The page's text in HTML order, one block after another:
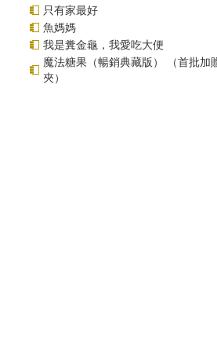
只有家最好
魚媽媽
我是糞金龜，我愛吃大便
魔法糖果（暢銷典藏版） （首批加
夾）